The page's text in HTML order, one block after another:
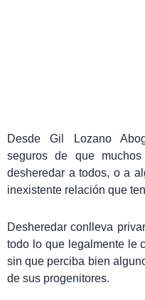
Desde Gil Lozano
seguros de que
desheredar a todos, o a
inexistente relación que
Desheredar conlleva
todo lo que legalmente le
sin que perciba bien
de sus progenitores.